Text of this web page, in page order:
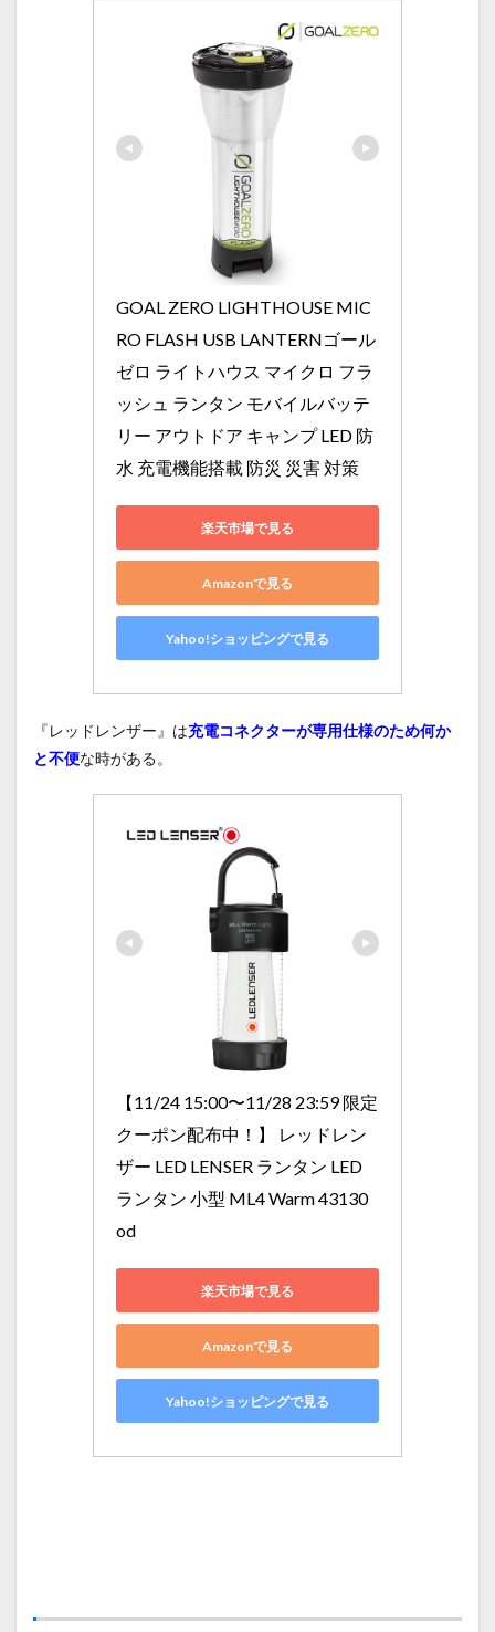
GOAL ZERO LIGHTHOUSE MIC
RO FLASH USB LANTERNゴール
ゼロ ライトハウス マイクロ フラ
ッシュ ランタン モバイルバッテ
リー アウトドア キャンプ LED 防
水 充電機能搭載 防災 災害 対策
楽天市場で見る
Amazonで見る
Yahoo!ショッピングで見る
『レッドレンザー』は充電コネクターが専用仕様のため何か
と不便な時がある。
【11/24 15:00〜11/28 23:59 限定
クーポン配布中！】 レッドレン
ザー LED LENSER ランタン LED
ランタン 小型 ML4 Warm 43130
od
楽天市場で見る
Amazonで見る
Yahoo!ショッピングで見る